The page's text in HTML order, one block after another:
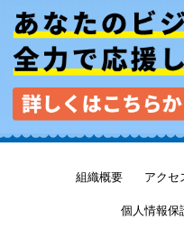
【入会のご案内】あなたのビジ
組織概要 アクセ
個人情報保